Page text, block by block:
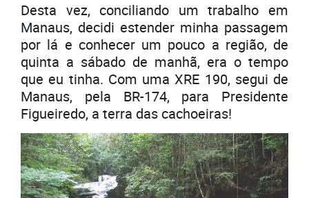
Desta vez, conciliando um trabalho em
Manaus, decidi estender minha passagem
por lá e conhecer um pouco a região, de
quinta a sábado de manhã, era o tempo
que eu tinha. Com uma XRE 190, segui de
Manaus, pela BR-174, para Presidente
Figueiredo, a terra das cachoeiras!